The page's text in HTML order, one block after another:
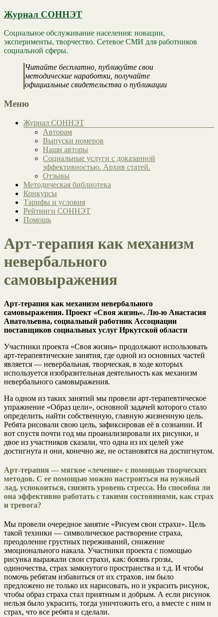
Журнал СОННЭТ
Социальное обслуживание населения: новации,
эксперименты, творчество. Сетевое СМИ для работников
социальной сферы.
Читайте бесплатно, публикуйте свои
методические наработки, получайте
официальные свидетельства о публикации
Меню
Журнал СОННЭТ
Авторам
Выпуски номеров
Наши авторы
Социальные услуги с доказанной
эффективностью. Архив статей.
Отзывы
Методическая библиотека
Конкурсы
Тарифы и условия
Рейтинги СОННЭТ
Помощь
Арт-терапия как механизм
невербального
самовыражения
Арт-терапия как механизм невербального
самовыражения. Проект «Своя жизнь». Лю-ю Анастасия
Анатольевна, социальный работник Ассоциации
поставщиков социальных услуг Иркутской области
Участники проекта «Своя жизнь» продолжают использовать
арт-терапевтические занятия, где одной из основных частей
является — невербальная, творческая, в ходе которых
используется изобразительная деятельность как механизм
невербального самовыражения.
На одном из таких занятий мы провели арт-терапевтическое
упражнение «Образ цели», основной задачей которого стало
определить, найти собственную, главную жизненную цель.
Ребята рисовали свою цель, зафиксировав её в сознании. И
вот спустя почти год мы проанализировали их рисунки, и
двое из участников сказали, что одна из их целей уже
достигнута и они, конечно же, не остановятся на достигнутом.
Арт-терапия — мягкое «лечение» с помощью творческих
методов. С ее помощью можно настроиться на нужный
лад, успокоиться, снизить уровень стресса. Но способна ли
она эффективно работать с такими состояниями, как страх
и тревога?
Мы провели очередное занятие «Рисуем свои страхи». Цель
такой техники — символическое растворение страха,
преодоление грустных переживаний, снижение
эмоционального накала. Участники проекта с помощью
рисунка выражали свои страхи, как: боязнь грозы,
одиночества, страх замкнутого пространства и т.д. И чтобы
помочь ребятам избавиться от их страхов, им было
предложено не только их нарисовать, но и украсить рисунок,
чтобы образ страха стал приятным и добрым. А если рисунок
нельзя было украсить, тогда уничтожить его, а вместе с ним и
страх, что все ребята и сделали.